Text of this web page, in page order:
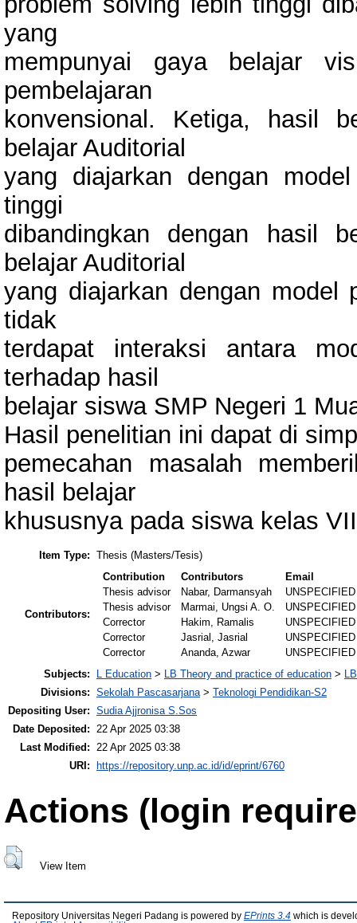
yang
mempunyai gaya belajar
pembelajaran
konvensional. Ketiga, hasil
belajar Auditorial
yang diajarkan dengan
tinggi
dibandingkan dengan hasil
belajar Auditorial
yang diajarkan dengan model
tidak
terdapat interaksi antara
terhadap hasil
belajar siswa SMP Negeri 1
Hasil penelitian ini dapat di
pemecahan masalah
hasil belajar
khususnya pada siswa kelas
Item Type: Thesis (Masters/Tesis)
Contributors:
Contribution Contributors
Email
Thesis advisor
Nabar, Darmansyah
UNSPECIFIED
Thesis advisor
Marmai, Ungsi A. O.
UNSPECIFIED
Corrector
Hakim, Ramalis
UNSPECIFIED
Corrector
Jasrial, Jasrial
UNSPECIFIED
Corrector
Ananda, Azwar
UNSPECIFIED
Subjects:
L Education > LB Theory and practice of education >
Divisions: Sekolah Pascasarjana> Teknologi Pendidikan-S2
Depositing User: Sudia Ajjronisa S.Sos
Date Deposited: 22 Apr 2025 03:38
Last Modified: 22 Apr 2025 03:38
URI:
https://repository.unp.ac.id/id/eprint/6760
Actions (login
View Item
Repository Universitas Negeri Padang is powered by EPrints 3.4 which is